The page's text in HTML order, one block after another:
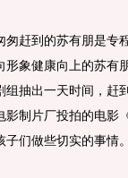
到的苏有朋是专程
形象健康向上的苏有
组抽出一天时间，赶
影制片厂投拍的电影
们做些切实的事情。